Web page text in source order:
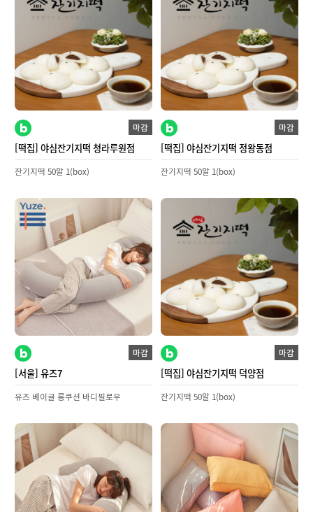
마감
[떡집] 야심잔기지떡 청라루원점
잔기지떡 50알 1(box)
마감
[떡집] 야심잔기지떡 정왕동점
잔기지떡 50알 1(box)
마감
[서울] 유즈7
유즈 베이글 롱쿠션 바디필로우
마감
[떡집] 야심잔기지떡 덕양점
잔기지떡 50알 1(box)